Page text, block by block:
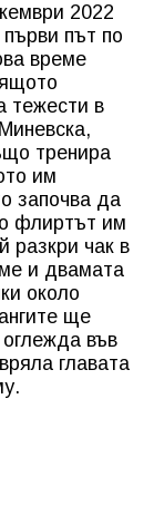
2022
път по
време
тежести в
тренира
им
започва да
флиртът им
разкри чак в
и двамата
около
ще
във
главата